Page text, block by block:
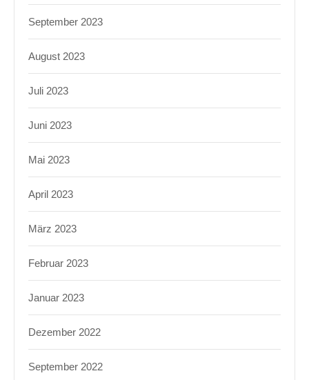
September 2023
August 2023
Juli 2023
Juni 2023
Mai 2023
April 2023
März 2023
Februar 2023
Januar 2023
Dezember 2022
September 2022